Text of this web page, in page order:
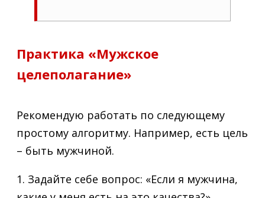
Практика «Мужское
целеполагание»
Рекомендую работать по следующему
простому алгоритму. Например, есть цель
– быть мужчиной.
1. Задайте себе вопрос: «Если я мужчина,